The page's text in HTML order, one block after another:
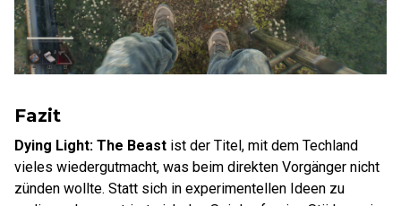
Fazit
Dying Light: The Beast ist der Titel, mit dem Techland
vieles wiedergutmacht, was beim direkten Vorgänger nicht
zünden wollte. Statt sich in experimentellen Ideen zu